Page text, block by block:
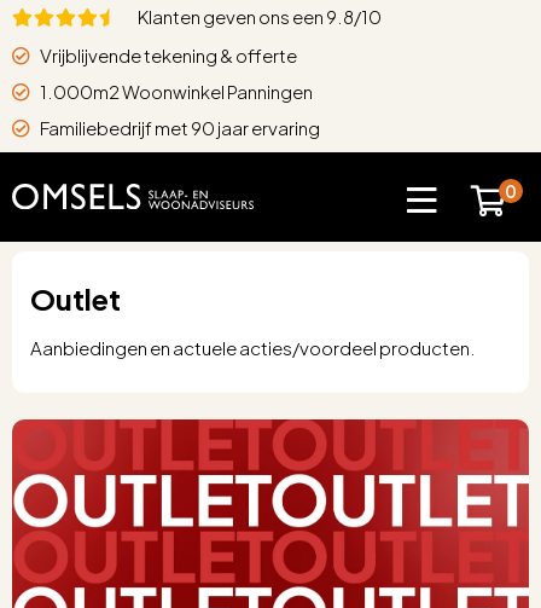
Klanten geven ons een 9.8/10
Vrijblijvende tekening & offerte
1.000m2 Woonwinkel Panningen
Familiebedrijf met 90 jaar ervaring
0
Outlet
Aanbiedingen en actuele acties/voordeel producten.